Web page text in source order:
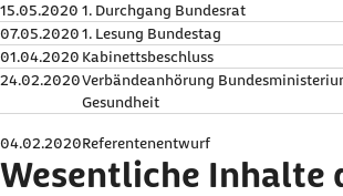
15.05.2020 1. Durchgang Bundesrat
07.05.20201. Lesung Bundestag
01.04.2020 Kabinettsbeschluss
24.02.2020Verbändeanhörung
Gesundheit
04.02.2020Referentenentwurf
Wesentliche Inhalte